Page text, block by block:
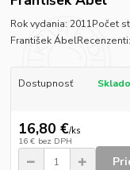
Rok vydania: 2011Počet
František
Dostupnosť
16,80 €/ks
16 € bez DPH